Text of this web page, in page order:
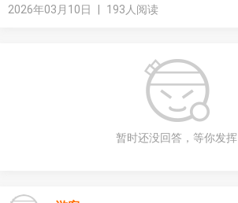
2026年03月10日 193人阅读
暂时还没回答，等你发挥